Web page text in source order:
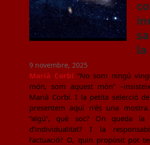
9 novembre, 2025
Marià Corbí “No som ningú
món, som aquest món”
Marià Corbí. I la petita selecció
presentem aquí n’és una
“algú”, què soc? On queda la
d’individualitat? I la
l’actuació? O, quin propòsit pot